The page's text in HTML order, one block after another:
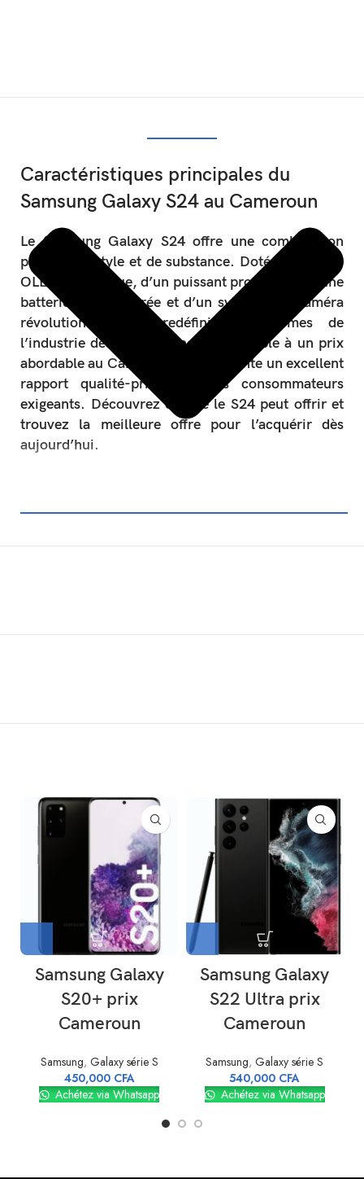
Caractéristiques principales du
Samsung Galaxy S24 au Cameroun
Le Samsung Galaxy S24 offre une combinaison
parfaite de style et de substance. Doté d’un écran
OLED dynamique, d’un puissant processeur, d’une
batterie longue durée et d’un système de caméra
révolutionnaire, il redéfinit les normes de
l’industrie des smartphones. Disponible à un prix
abordable au Cameroun, il représente un excellent
rapport qualité-prix pour les consommateurs
exigeants. Découvrez ce que le S24 peut offrir et
trouvez la meilleure offre pour l’acquérir dès
aujourd’hui.
au Cameroun ?
Le Samsung Galaxy S24 est bien plus qu’un simple
clarté remarquable. Disponible à un prix
compétitif au Cameroun, le Samsung Galaxy S24
est le choix idéal pour ceux qui recherchent
l’excellence en matière de technologie mobile.
Samsung Galaxy
S20+ prix
Cameroun
Samsung, Galaxy série S
450,000 CFA
Achétez via Whatsapp
Samsung Galaxy
S22 Ultra prix
Cameroun
Samsung, Galaxy série S
540,000 CFA
Achétez via Whatsapp